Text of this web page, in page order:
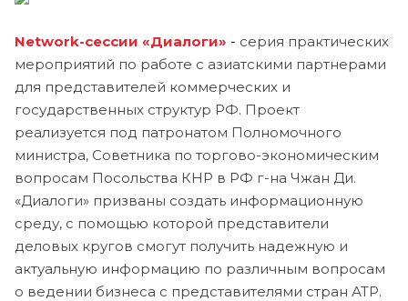
Network-сессии «Диалоги» - серия практических
мероприятий по работе с азиатскими партнерами
для представителей коммерческих и
государственных структур РФ. Проект
реализуется под патронатом Полномочного
министра, Советника по торгово-экономическим
вопросам Посольства КНР в РФ г-на Чжан Ди.
«Диалоги» призваны создать информационную
среду, с помощью которой представители
деловых кругов смогут получить надежную и
актуальную информацию по различным вопросам
о ведении бизнеса с представителями стран АТР.